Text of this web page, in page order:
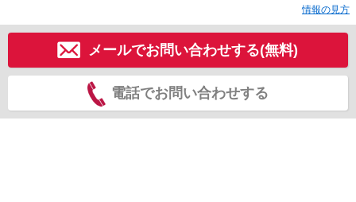
情報の見方
メールでお問い合わせする(無料)
電話でお問い合わせする